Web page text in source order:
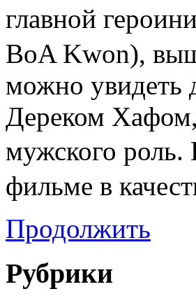
главной
BoA Kwon),
можно увидеть
Дереком
мужского
фильме в
Продолжить
Рубрики